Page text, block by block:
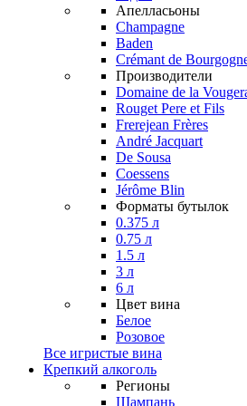
Апелласьоны
Champagne
Baden
Crémant de
Производители
Domaine de la
Rouget Pere et Fils
Frerejean Frères
André Jacquart
De Sousa
Coessens
Jérôme Blin
Форматы бутылок
0.375 л
0.75 л
1.5 л
3 л
6 л
Цвет вина
Белое
Розовое
Все игристые вина
Крепкий алкоголь
Регионы
Шампань